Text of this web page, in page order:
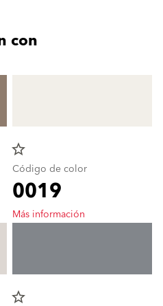
con
star_border
Código de color
0019
Más información
star_border